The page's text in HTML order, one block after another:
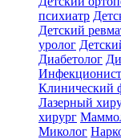
психиатр
Детский
уролог
Диабетолог
Инфекционист
Клинический
Лазерный
хирург
Миколог